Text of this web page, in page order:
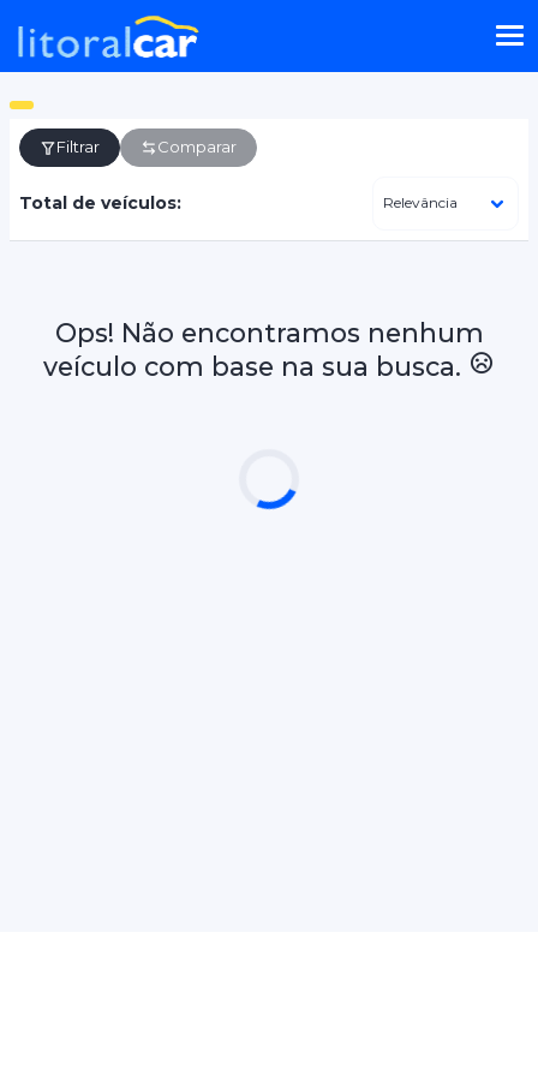
Filtrar Comparar
Total de veículos:
Ops! Não encontramos nenhum
veículo com base na sua busca.